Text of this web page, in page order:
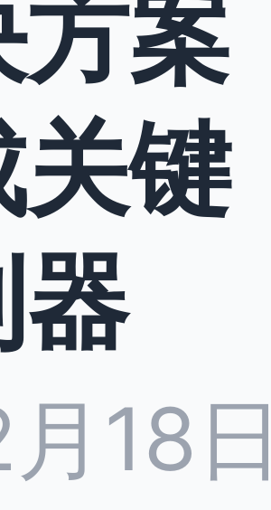
案
键
月18